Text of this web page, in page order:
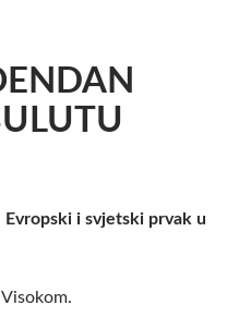
i svjetski prvak u